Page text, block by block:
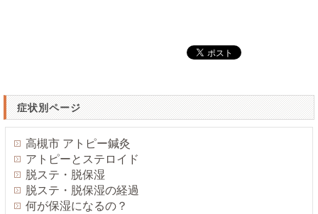
症状別ページ
高槻市 アトピー鍼灸
アトピーとステロイド
脱ステ・脱保湿
脱ステ・脱保湿の経過
何が保湿になるの？